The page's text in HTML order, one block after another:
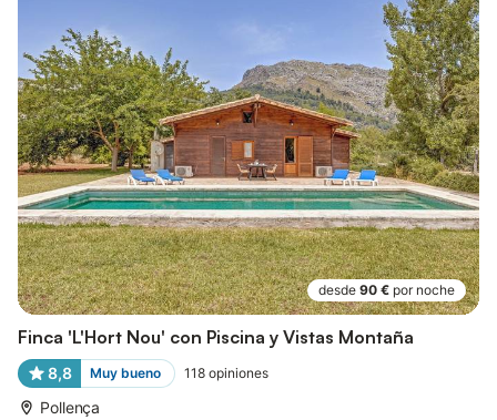
desde 90 € por noche
Finca 'L'Hort Nou' con Piscina y Vistas Montaña
8,8 Muy bueno 118 opiniones
Pollença